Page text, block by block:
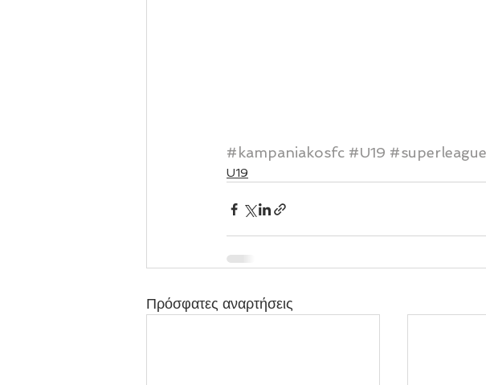
#kampaniakosfc #U19
U19
Πρόσφατες αναρτήσεις